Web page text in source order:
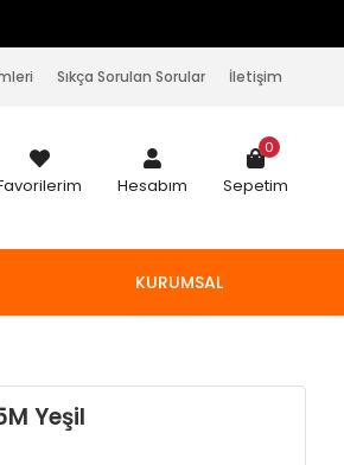
Sıkça Sorulan Sorular İletişim
Hesabım Sepetim
0
KURUMSAL
Yeşil